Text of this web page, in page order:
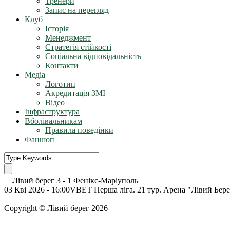
Запис на перегляд
Клуб
Історія
Менеджмент
Стратегія стійкості
Соціальна відповідальність
Контакти
Медіа
Логотип
Акредитація ЗМІ
Відео
Інфраструктура
Вболівальникам
Правила поведінки
Фаншоп
Лівий берег 3 - 1 Фенікс-Маріуполь
03 Кві 2026 - 16:00VBET Перша ліга. 21 тур. Арена "Лівий
Copyright © Лівий берег 2026